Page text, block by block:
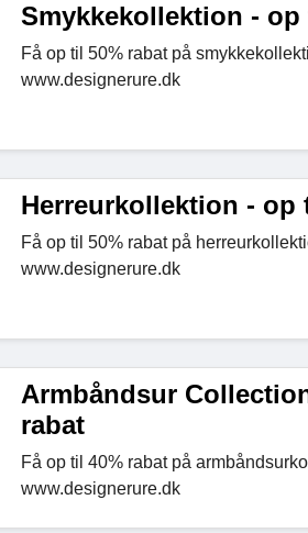
Smykkekollektion - op
Få op til 50% rabat på
www.designerure.dk
Herreurkollektion - op
Få op til 50% rabat på
www.designerure.dk
Armbåndsur
rabat
Få op til 40% rabat på
www.designerure.dk